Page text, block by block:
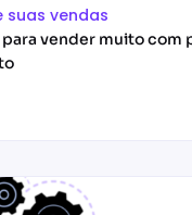
suas vendas
vender muito com